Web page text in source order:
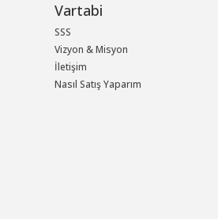
Vartabi
SSS
Vizyon & Misyon
İletişim
Nasıl Satış Yaparım